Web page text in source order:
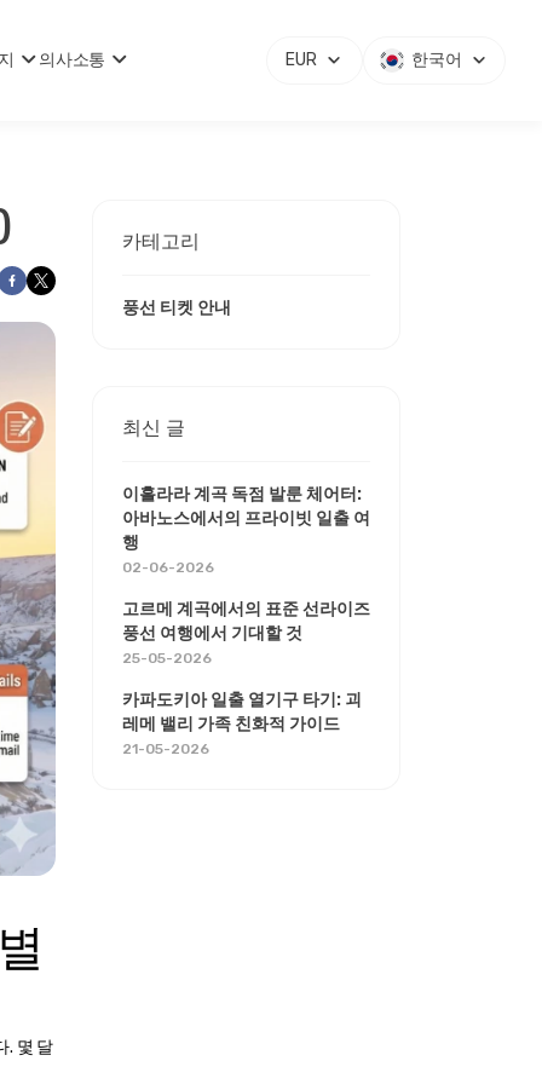
의사소통 EUR 한국어
. 몇 달
카테고리
풍선 티켓 안내
최신 글
이흘라라 계곡 독점 발룬 체어터:
아바노스에서의 프라이빗 일출 여
행
02-06-2026
고르메 계곡에서의 표준 선라이즈
풍선 여행에서 기대할 것
25-05-2026
카파도키아 일출 열기구 타기: 괴
레메 밸리 가족 친화적 가이드
21-05-2026